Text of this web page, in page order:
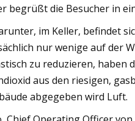
begrüßt die Besucher in
im Keller, befindet
nur wenige auf der
zu reduzieren,
aus den riesigen,
abgegeben wird Luft.